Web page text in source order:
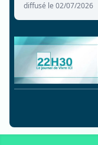
diffusé le 02/07/2026